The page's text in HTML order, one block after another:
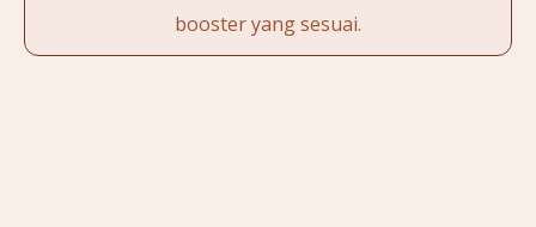
booster yang sesuai.